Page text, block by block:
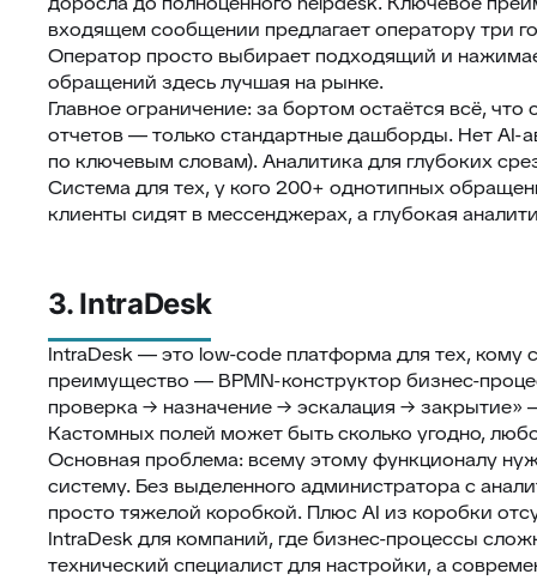
входящем сообщении предлагает оператору три
Оператор просто выбирает подходящий и
обращений здесь лучшая на рынке.
Главное ограничение: за бортом остаётся всё,
отчетов — только стандартные дашборды. Нет AI-
по ключевым словам). Аналитика для глубоких
Система для тех, у кого 200+ однотипных
клиенты сидят в мессенджерах, а глубокая
3. IntraDesk
IntraDesk — это low-code платформа для тех, кому
преимущество — BPMN-конструктор бизнес-
проверка → назначение → эскалация → закрытие»
Кастомных полей может быть сколько угодно,
Основная проблема: всему этому функционалу
систему. Без выделенного администратора с
просто тяжелой коробкой. Плюс AI из коробки
IntraDesk для компаний, где бизнес-процессы
технический специалист для настройки, а